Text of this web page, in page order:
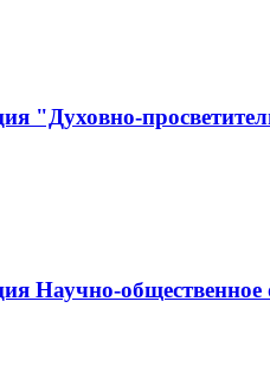
"Духовно-
Научно-